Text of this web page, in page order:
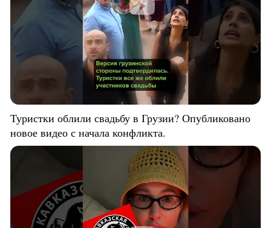
Туристки облили свадьбу в Грузии? Опубликовано
новое видео с начала конфликта.